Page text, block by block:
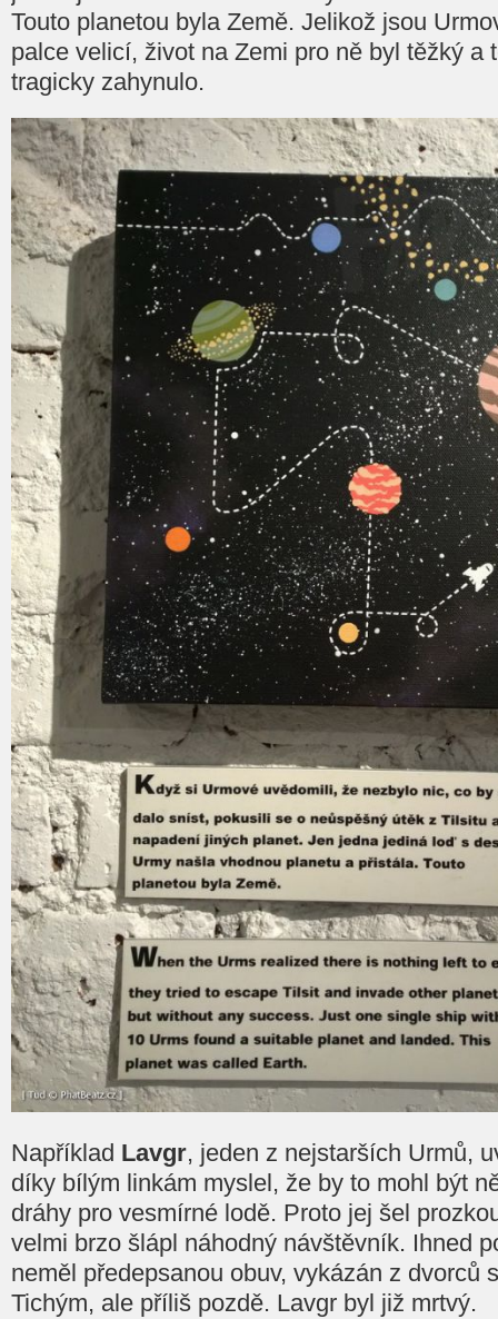
Touto planetou byla Země. Jelikož jsou
palce velicí, život na Zemi pro ně byl těžký a
tragicky zahynulo.
Například Lavgr, jeden z nejstarších Urmů,
díky bílým linkám myslel, že by to mohl být
dráhy pro vesmírné lodě. Proto jej šel
velmi brzo šlápl náhodný návštěvník. Ihned
neměl předepsanou obuv, vykázán z dvorců
Tichým, ale příliš pozdě. Lavgr byl již mrtvý.